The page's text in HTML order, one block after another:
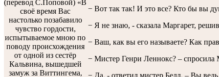
(перевод С.Поповой) «В
своё время Вас
настолько позабавило
чувство гордости,
испытываемое мною по
поводу происхождения
от одной из сестёр
Кальвина, вышедшей
замуж за Виттингема,
− Вот так так! И это все? Кто бы вы
− Я не знаю, - сказала Маргарет,
− Ваш, как вы его называете? Как
− Мистер Генри Леннокс? – спросила